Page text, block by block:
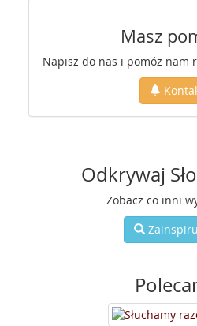
Masz
Napisz do nas i pomóż nam
Odkrywaj
Zobacz co inni